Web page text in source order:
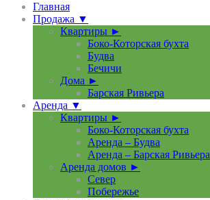
Главная
Продажа ▼
Квартиры ►
Боко-Которская бухта
Будва
Бечичи
Дома ►
Барская Ривьера
Аренда ▼
Квартиры ►
Боко-Которская бухта
Аренда – Будва
Аренда – Барская Ривьера
Аренда домов ►
Север
Побережье